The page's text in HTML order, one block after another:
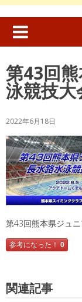
検
索:
第43回
泳競技大
2022年6月18日
第43回熊本県ジュ
参考になった！ 0
関連記事